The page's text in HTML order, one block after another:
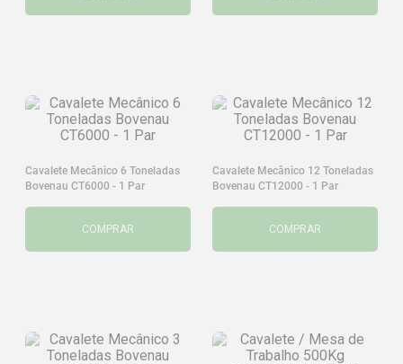
Cavalete Mecânico 6 Toneladas
Bovenau CT6000 - 1 Par
COMPRAR
Cavalete Mecânico 12 Toneladas
Bovenau CT12000 - 1 Par
COMPRAR